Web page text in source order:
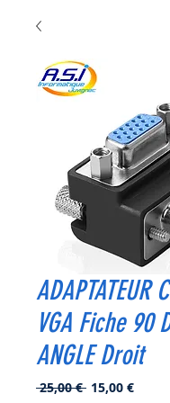
ADAPTATEUR
VGA Fiche 90
ANGLE Droit
25,00 € Prix
15,00 €Prix